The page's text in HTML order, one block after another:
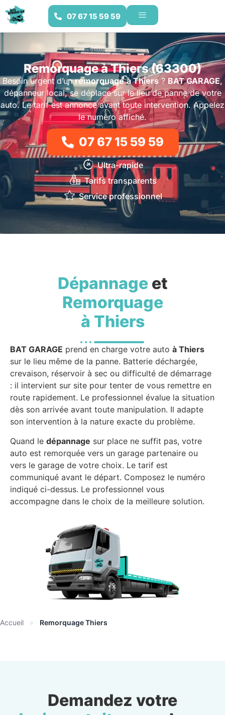
07 67 15 59 59
Remorquage à Thiers (63300)
Besoin urgent d’unremorquage à Thiers? BAT GARAGE,
dépanneur local, se déplace sur le lieu de panne de votre
auto. Le tarif est annoncé avant toute intervention. Appelez
le numéro affiché.
07 67 15 59 59
Ultra-rapide
Tarifs transparents
Service professionnel
Dépannageet
Remorquage
à Thiers
BAT GARAGE prend en charge votre auto à Thiers
sur le lieu même de la panne. Batterie déchargée,
crevaison, réservoir à sec ou difficulté de démarrage
: il intervient sur site pour tenter de vous remettre en
route rapidement. Le professionnel évalue la situation
dès son arrivée avant toute manipulation. Il adapte
son intervention à la nature exacte du problème.
Quand le dépannage sur place ne suffit pas, votre
auto est remorquée vers un garage partenaire ou
vers le garage de votre choix. Le tarif est
communiqué avant le départ. Composez le numéro
indiqué ci-dessus. Le professionnel vous
accompagne dans le choix de la meilleure solution.
Accueil » Remorquage Thiers
Demandez votre